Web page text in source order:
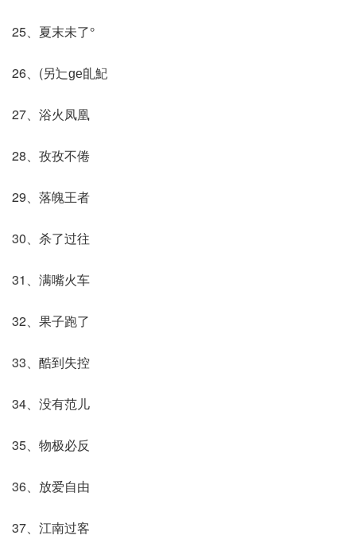
25、夏末未了°
26、(另辷ɡе臫魢
27、浴火凤凰
28、孜孜不倦
29、落魄王者
30、杀了过往
31、满嘴火车
32、果子跑了
33、酷到失控
34、没有范儿
35、物极必反
36、放爱自由
37、江南过客